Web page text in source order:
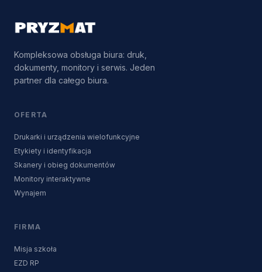
Kompleksowa obsługa biura: druk,
dokumenty, monitory i serwis. Jeden
partner dla całego biura.
OFERTA
Drukarki i urządzenia wielofunkcyjne
Etykiety i identyfikacja
Skanery i obieg dokumentów
Monitory interaktywne
Wynajem
FIRMA
Misja szkoła
EZD RP